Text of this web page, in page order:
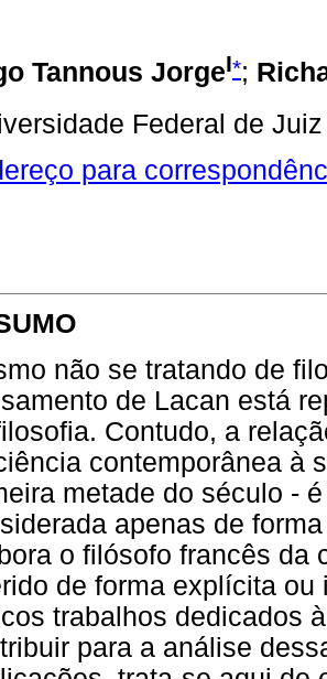
Tannous JorgeI*;
Federal de
para
não se tratando de
de Lacan está
Contudo, a
contemporânea à
metade do século -
apenas de
o filósofo francês da
de forma explícita
trabalhos dedicados
para a análise